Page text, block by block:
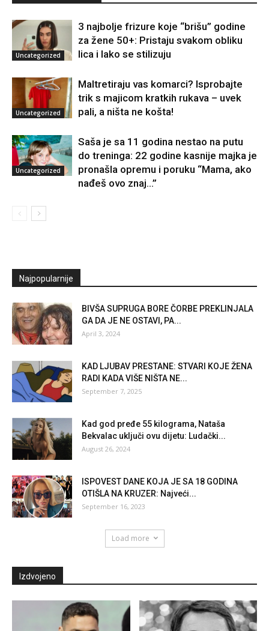
Uncategorized
3 najbolje frizure koje “brišu” godine
za žene 50+: Pristaju svakom obliku
lica i lako se stilizuju
Uncategorized
Maltretiraju vas komarci? Isprobajte
trik s majicom kratkih rukava – uvek
pali, a ništa ne košta!
Uncategorized
Saša je sa 11 godina nestao na putu
do treninga: 22 godine kasnije majka je
pronašla opremu i poruku “Mama, ako
nađeš ovo znaj…”
Najpopularnije
BIVŠA SUPRUGA BORE ČORBE PREKLINJALA
GA DA JE NE OSTAVI, PA...
April 3, 2024
KAD LJUBAV PRESTANE: STVARI KOJE ŽENA
RADI KADA VIŠE NIŠTA NE...
September 7, 2025
Kad god pređe 55 kilograma, Nataša
Bekvalac uključi ovu dijetu: Ludački...
August 26, 2024
ISPOVEST DANE KOJA JE SA 18 GODINA
OTIŠLA NA KRUZER: Najveći...
September 16, 2023
Load more
Izdvojeno